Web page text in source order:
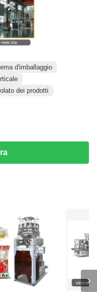
d'imballaggio
dei prodotti
video